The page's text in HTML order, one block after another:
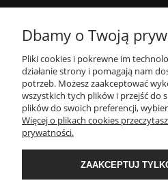
SPOSOBY PŁATNOŚCI ORAZ
WYMIANA / ZWROTY
Dbamy o Twoją
Pliki cookies i pokrewne im
działanie strony i pomagają nam
potrzeb. Możesz zaakceptować
wszystkich tych plików i przejść do
plików do swoich preferencji,
Więcej o plikach cookies
prywatności.
ZAAKCEPTUJ